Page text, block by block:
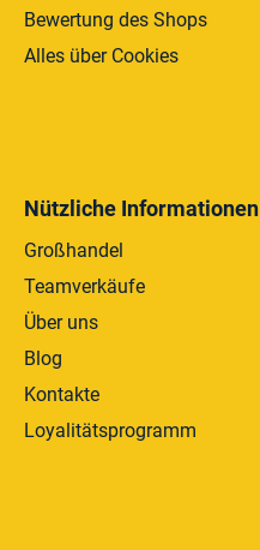
Bewertung des Shops
Alles über Cookies
Nützliche Informationen
Großhandel
Teamverkäufe
Über uns
Blog
Kontakte
Loyalitätsprogramm